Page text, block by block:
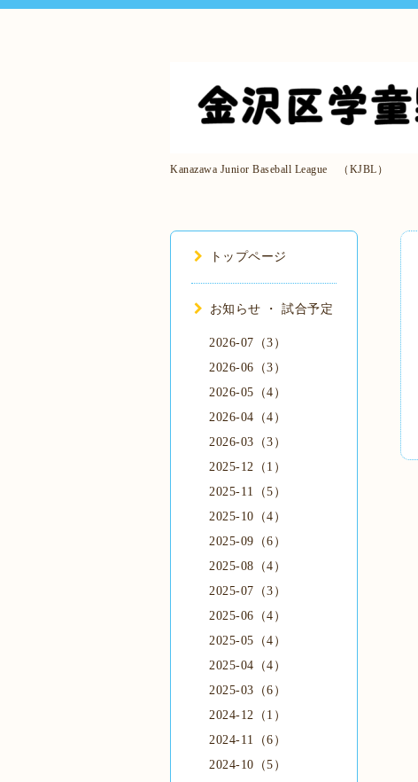
Kanazawa Junior Baseball League （KJBL）
トップページ
お知らせ ・ 試合予定
2026-07（3）
2026-06（3）
2026-05（4）
2026-04（4）
2026-03（3）
2025-12（1）
2025-11（5）
2025-10（4）
2025-09（6）
2025-08（4）
2025-07（3）
2025-06（4）
2025-05（4）
2025-04（4）
2025-03（6）
2024-12（1）
2024-11（6）
2024-10（5）